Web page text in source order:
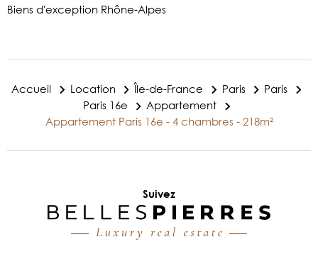
Biens d'exception Rhône-Alpes
Accueil Location Île-de-France Paris
Paris
Paris 16e
Appartement
Appartement Paris 16e - 4 chambres - 218m²
Suivez